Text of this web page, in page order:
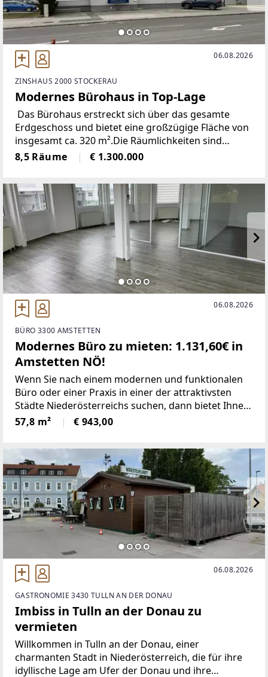
06.08.2026
ZINSHAUS 2000 STOCKERAU
Modernes Bürohaus in Top-Lage
Das Bürohaus erstreckt sich über das gesamte
Erdgeschoss und bietet eine großzügige Fläche von
insgesamt ca. 320 m².Die Räumlichkeiten sind
modern und zeitlos gestaltet.Das Büro Haus ist
vermietet an die jetzigen Eigentümer
8,5 Räume € 1.300.000
06.08.2026
BÜRO 3300 AMSTETTEN
Modernes Büro zu mieten: 1.131,60€ in
Amstetten NÖ!
Wenn Sie nach einem modernen und funktionalen
Büro oder einer Praxis in einer der attraktivsten
Städte Niederösterreichs suchen, dann bietet Ihnen
diese Immobilie in 3300 Amstetten genau das,
wonach Sie suchen. Mit einer monatlichen Miete
von 1.131,60
57,8 m² € 943,00
06.08.2026
GASTRONOMIE 3430 TULLN AN DER DONAU
Imbiss in Tulln an der Donau zu
vermieten
Willkommen in Tulln an der Donau, einer
charmanten Stadt in Niederösterreich, die für ihre
idyllische Lage am Ufer der Donau und ihre